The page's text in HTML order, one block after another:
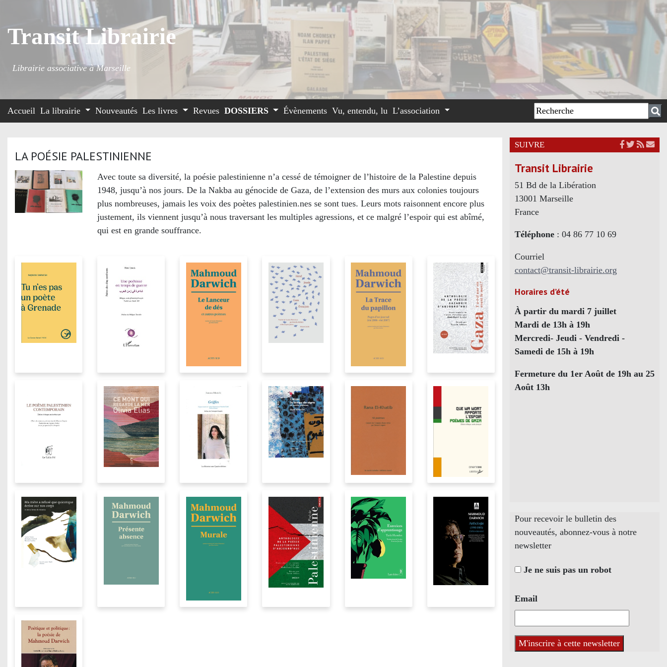
Transit Librairie
Librairie associative à Marseille
Accueil La librairie Nouveautés Les livres Revues DOSSIERS Évènements Vu, entendu, lu L’association
LA POÉSIE PALESTINIENNE
Avec toute sa diversité, la poésie palestinienne n’a cessé de témoigner de l’histoire de la Palestine depuis
1948, jusqu’à nos jours. De la Nakba au génocide de Gaza, de l’extension des murs aux colonies toujours
plus nombreuses, jamais les voix des poètes palestinien.nes se sont tues. Leurs mots raisonnent encore plus
justement, ils viennent jusqu’à nous traversant les multiples agressions, et ce malgré l’espoir qui est abîmé,
qui est en grande souffrance.
SUIVRE
Transit Librairie
51 Bd de la Libération
13001 Marseille
France
Téléphone: 04 86 77 10 69
Courriel
contact@transit-librairie.org
Horaires d’été
À partir du mardi 7 juillet
Mardi de 13h à 19h
Mercredi- Jeudi - Vendredi -
Samedi de 15h à 19h
Fermeture du 1er Août de 19h au 25
Août 13h
Pour recevoir le bulletin des
nouveautés, abonnez-vous à notre
newsletter
Je ne suis pas un robot
Email